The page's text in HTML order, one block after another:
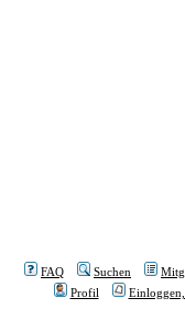
FAQ Suchen
Profil